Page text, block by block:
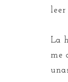
leer
La
me